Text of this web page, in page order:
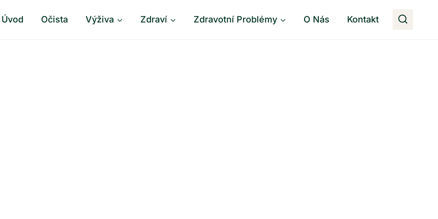
Úvod Očista Výživa Zdraví Zdravotní Problémy O Nás Kontakt